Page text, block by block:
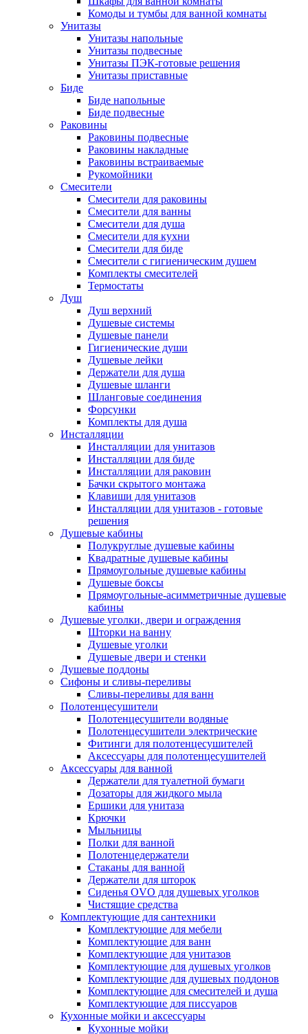
Комоды и тумбы для ванной комнаты
Унитазы
Унитазы напольные
Унитазы подвесные
Унитазы ПЭК-готовые решения
Унитазы приставные
Биде
Биде напольные
Биде подвесные
Раковины
Раковины подвесные
Раковины накладные
Раковины встраиваемые
Рукомойники
Смесители
Смесители для раковины
Смесители для ванны
Смесители для душа
Смесители для кухни
Смесители для биде
Смесители с гигиеническим душем
Комплекты смесителей
Термостаты
Душ
Душ верхний
Душевые системы
Душевые панели
Гигиенические души
Душевые лейки
Держатели для душа
Душевые шланги
Шланговые соединения
Форсунки
Комплекты для душа
Инсталляции
Инсталляции для унитазов
Инсталляции для биде
Инсталляции для раковин
Бачки скрытого монтажа
Клавиши для унитазов
Инсталляции для унитазов - готовые
решения
Душевые кабины
Полукруглые душевые кабины
Квадратные душевые кабины
Прямоугольные душевые кабины
Душевые боксы
Прямоугольные-асимметричные душевые
кабины
Душевые уголки, двери и ограждения
Шторки на ванну
Душевые уголки
Душевые двери и стенки
Душевые поддоны
Сифоны и сливы-переливы
Сливы-переливы для ванн
Полотенцесушители
Полотенцесушители водяные
Полотенцесушители электрические
Фитинги для полотенцесушителей
Аксессуары для полотенцесушителей
Аксессуары для ванной
Держатели для туалетной бумаги
Дозаторы для жидкого мыла
Ершики для унитаза
Крючки
Мыльницы
Полки для ванной
Полотенцедержатели
Стаканы для ванной
Держатели для шторок
Сиденья OVO для душевых уголков
Чистящие средства
Комплектующие для сантехники
Комплектующие для мебели
Комплектующие для ванн
Комплектующие для унитазов
Комплектующие для душевых уголков
Комплектующие для душевых поддонов
Комплектующие для смесителей и душа
Комплектующие для писсуаров
Кухонные мойки и аксессуары
Кухонные мойки